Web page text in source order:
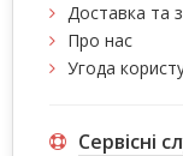
Доставка та
Про нас
Угода
Сервісні